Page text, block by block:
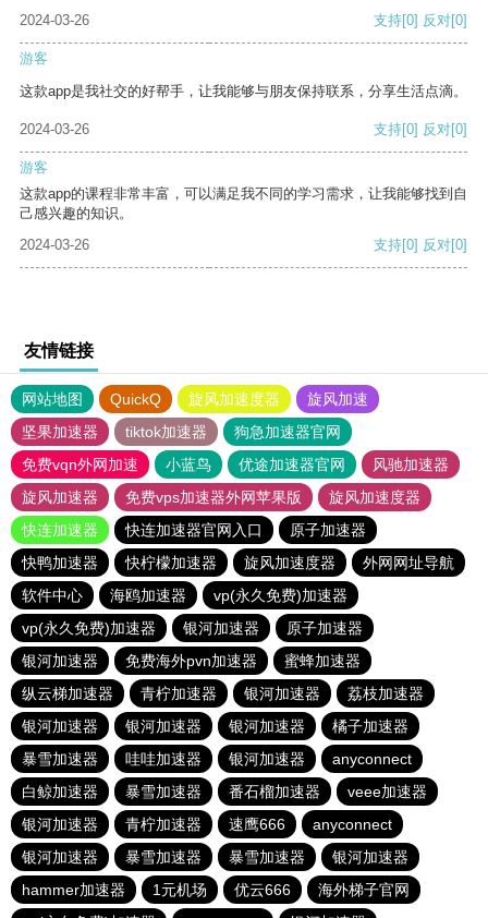
2024-03-26 支持[0] 反对[0]
游客
这款app是我社交的好帮手，让我能够与朋友保持联系，分享生活点滴。
2024-03-26 支持[0] 反对[0]
游客
这款app的课程非常丰富，可以满足我不同的学习需求，让我能够找到自
己感兴趣的知识。
2024-03-26
支持[0] 反对[0]
友情链接
网站地图 QuickQ 旋风加速度器
旋风加速
坚果加速器
tiktok加速器
狗急加速器官网
免费vqn外网加速
小蓝鸟 优途加速器官网
风驰加速器
旋风加速器
免费vps加速器外网苹果版
旋风加速度器
快连加速器
快连加速器官网入口
原子加速器
快鸭加速器
快柠檬加速器 旋风加速度器
外网网址导航
软件中心
海鸥加速器
vp(永久免费)加速器
vp(永久免费)加速器
银河加速器
原子加速器
银河加速器
免费海外pvn加速器
蜜蜂加速器
纵云梯加速器
青柠加速器 银河加速器
荔枝加速器
银河加速器
银河加速器 银河加速器
橘子加速器
暴雪加速器
哇哇加速器 银河加速器
anyconnect
白鲸加速器
暴雪加速器 番石榴加速器
veee加速器
银河加速器
青柠加速器 速鹰666
anyconnect
银河加速器
暴雪加速器 暴雪加速器
银河加速器
hammer加速器
1元机场 优云666
海外梯子官网